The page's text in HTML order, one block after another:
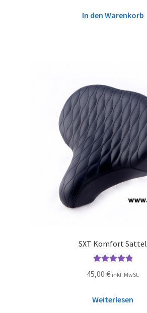
In den Warenkorb
SXT Komfort Sattel
45,00 € inkl. MwSt.
Weiterlesen